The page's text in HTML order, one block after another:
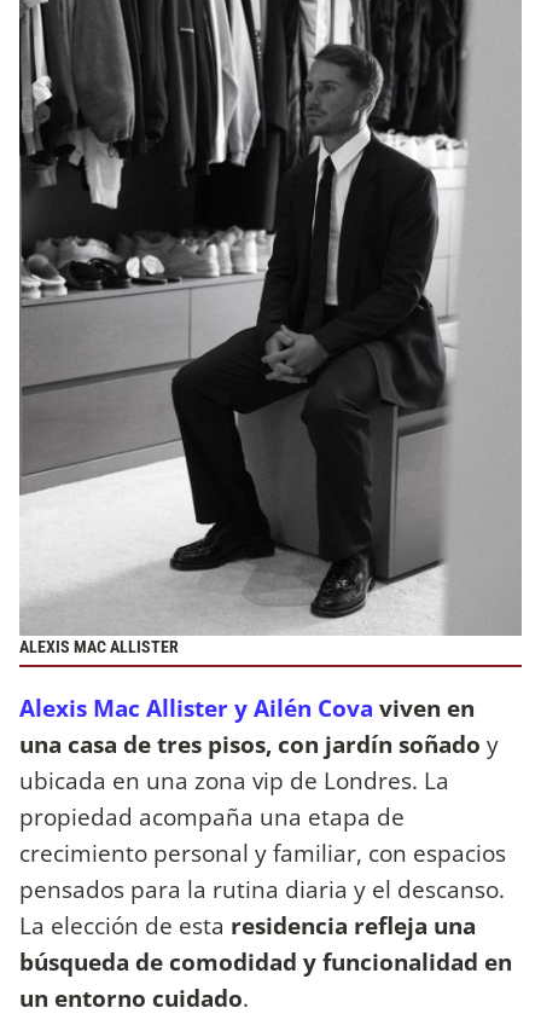
ALEXIS MAC ALLISTER
Alexis Mac Allister y Ailén Cova viven en
una casa de tres pisos, con jardín soñado y
ubicada en una zona vip de Londres. La
propiedad acompaña una etapa de
crecimiento personal y familiar, con espacios
pensados para la rutina diaria y el descanso.
La elección de esta residencia refleja una
búsqueda de comodidad y funcionalidad en
un entorno cuidado.